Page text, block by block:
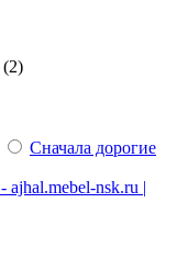
(2)
Сначала дорогие